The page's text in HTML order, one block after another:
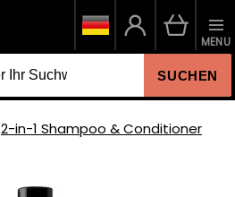
SUCHEN
MENU
2-in-1 Shampoo & Conditioner